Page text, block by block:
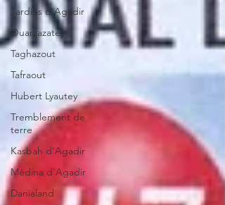
Jardins d'Agadir
Ouarzazate
Taghazout
Tafraout
Hubert Lyautey
Tremblement de
terre
Kasbah d'Agadir
Médina d'Agadir
Danialand